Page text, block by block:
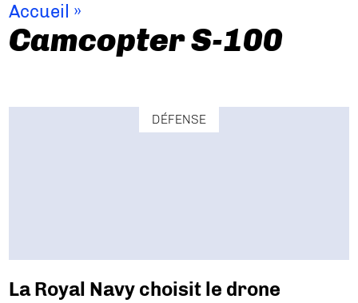
Accueil »
Camcopter S-100
DÉFENSE
La Royal Navy choisit le drone